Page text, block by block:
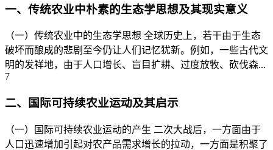
一、传统农业中朴素的生态学思想及其现实意义
（一）传统农业中的生态学思想 全球历史上，若干由于生态
破坏而酿成的悲剧至今仍让人们记忆犹新。例如，一些古代文
明的发祥地，由于人口增长、盲目扩耕、过度放牧、砍伐森...
7
二、国际可持续农业运动及其启示
（一）国际可持续农业运动的产生 二次大战后，一方面由于
人口迅速增加引起对农产品需求增长的拉动，一方面是积聚了